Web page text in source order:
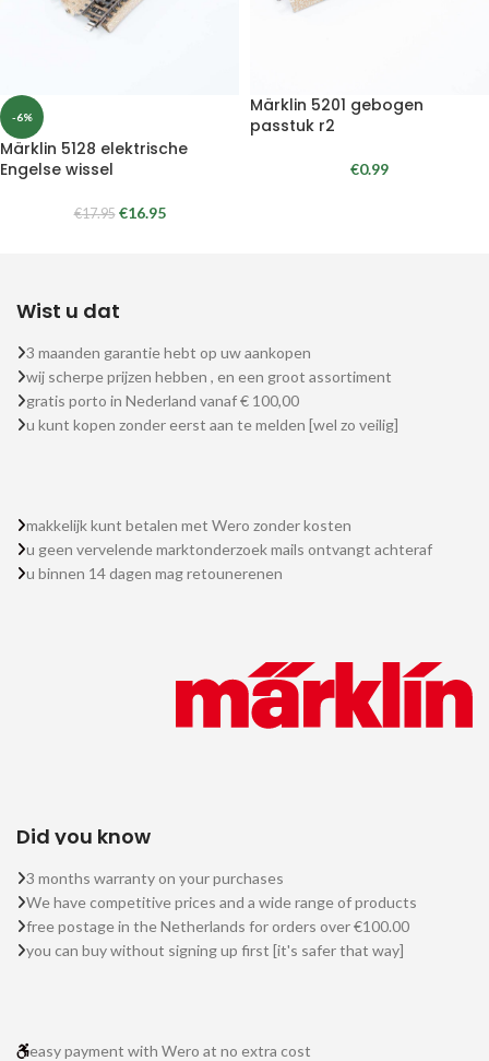
-6%
Märklin 5128 elektrische
Engelse wissel
€17.95 €16.95
Märklin 5201 gebogen
passtuk r2
€0.99
Wist u dat
3 maanden garantie hebt op uw aankopen
wij scherpe prijzen hebben , en een groot assortiment
gratis porto in Nederland vanaf € 100,00
u kunt kopen zonder eerst aan te melden [wel zo veilig]
makkelijk kunt betalen met Wero zonder kosten
u geen vervelende marktonderzoek mails ontvangt achteraf
u binnen 14 dagen mag retounerenen
Did you know
3 months warranty on your purchases
We have competitive prices and a wide range of products
free postage in the Netherlands for orders over €100.00
you can buy without signing up first [it's safer that way]
easy payment with Wero at no extra cost